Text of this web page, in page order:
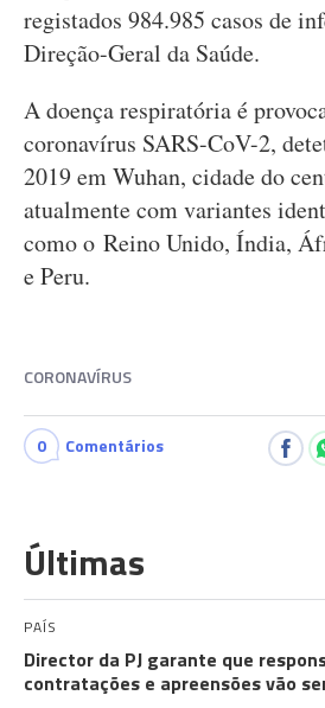
registados 984.985 casos de
Direção-Geral da Saúde.
A doença respiratória é
coronavírus SARS-CoV-2,
2019 em Wuhan, cidade do
atualmente com variantes
como o Reino Unido, Índia,
e Peru.
CORONAVÍRUS
0 Comentários
Últimas
PAÍS
Director da PJ garante que
contratações e apreensões vão